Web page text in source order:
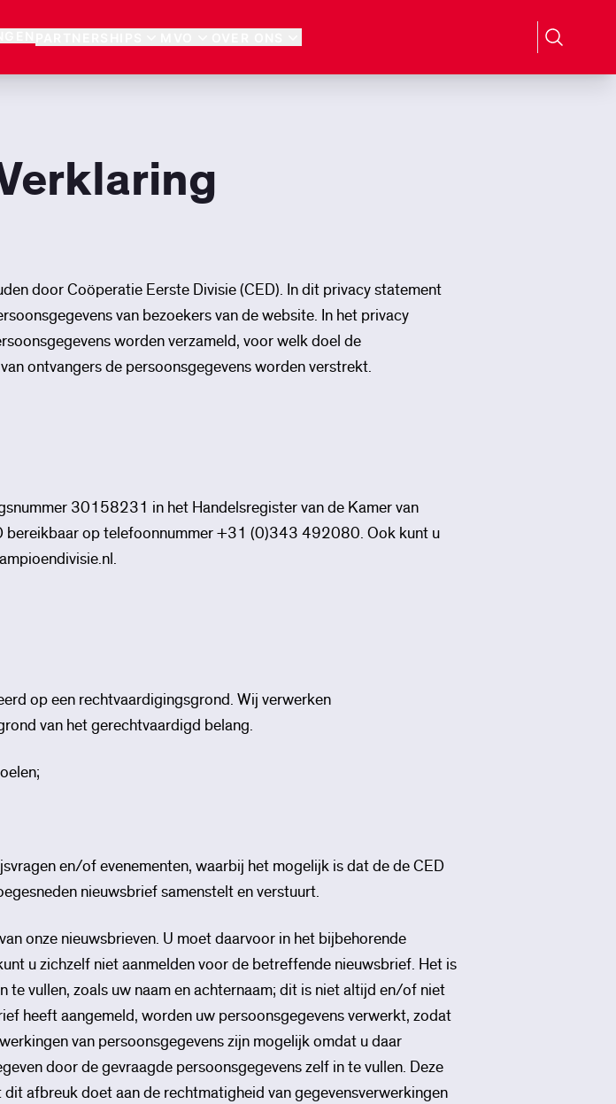
door Coöperatie Eerste Divisie (CED). In dit privacy statement
van bezoekers van de website. In het privacy
worden verzameld, voor welk doel de
ontvangers de persoonsgegevens worden verstrekt.
30158231 in het Handelsregister van de Kamer van
bereikbaar op telefoonnummer +31 (0)343 492080. Ook kunt u
op een rechtvaardigingsgrond. Wij verwerken
van het gerechtvaardigd belang.
en/of evenementen, waarbij het mogelijk is dat de de CED
nieuwsbrief samenstelt en verstuurt.
onze nieuwsbrieven. U moet daarvoor in het bijbehorende
u zichzelf niet aanmelden voor de betreffende nieuwsbrief. Het is
vullen, zoals uw naam en achternaam; dit is niet altijd en/of niet
heeft aangemeld, worden uw persoonsgegevens verwerkt, zodat
van persoonsgegevens zijn mogelijk omdat u daar
door de gevraagde persoonsgegevens zelf in te vullen. Deze
afbreuk doet aan de rechtmatigheid van gegevensverwerkingen